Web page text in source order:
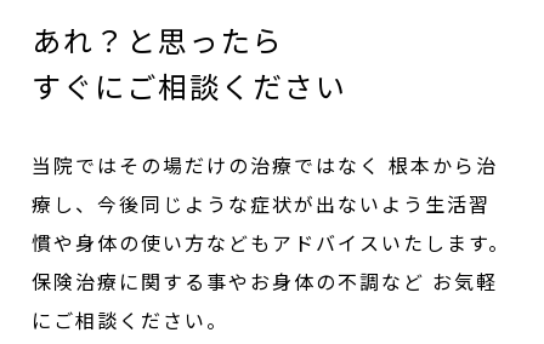
あれ？と思ったら
すぐにご相談ください
当院ではその場だけの治療ではなく 根本から治
療し、今後同じような症状が出ないよう生活習
慣や身体の使い方などもアドバイスいたします。
保険治療に関する事やお身体の不調など お気軽
にご相談ください。